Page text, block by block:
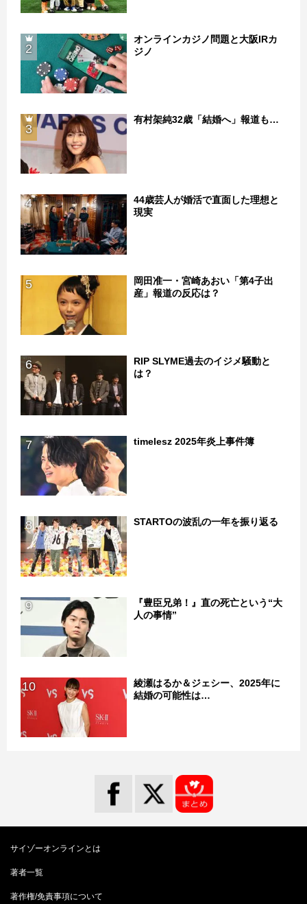
2
オンラインカジノ問題と大阪IRカ
ジノ
3
有村架純32歳「結婚へ」報道も…
4
44歳芸人が婚活で直面した理想と
現実
5
岡田准一・宮崎あおい「第4子出
産」報道の反応は？
6
RIP SLYME過去のイジメ騒動と
は？
7 timelesz 2025年炎上事件簿
8 STARTOの波乱の一年を振り返る
9
『豊臣兄弟！』直の死亡という“大
人の事情”
10
綾瀬はるか＆ジェシー、2025年に
結婚の可能性は…
サイゾーオンラインとは
著者一覧
著作権/免責事項について